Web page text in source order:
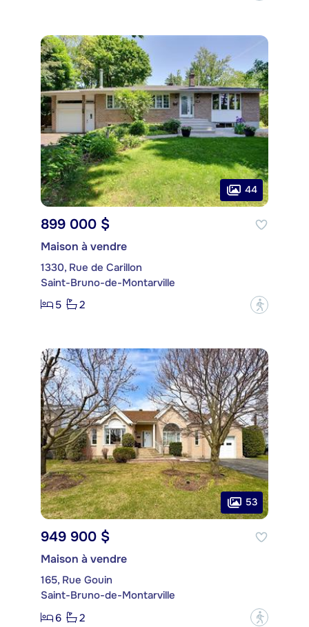
44
899 000 $
Maison à vendre
1330, Rue de Carillon
Saint-Bruno-de-Montarville
5
2 ?
53
949 900 $
Maison à vendre
165, Rue Gouin
Saint-Bruno-de-Montarville
6
2 ?